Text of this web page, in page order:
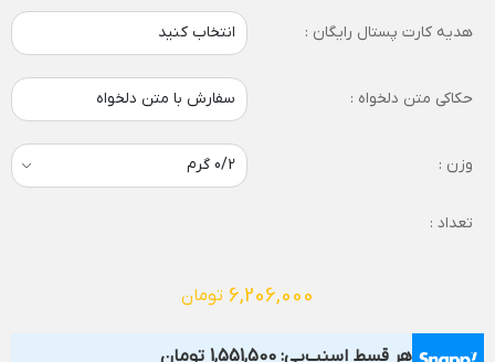
هدیه کارت پستال رایگان : انتخاب کنید
حکاکی متن دلخواه : سفارش با متن دلخواه
وزن :
تعداد :
6,206,000 تومان
هر قسط اسنپ‌پی: 1,551,500 تومان